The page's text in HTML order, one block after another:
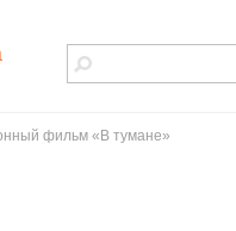
фильм «В тумане»